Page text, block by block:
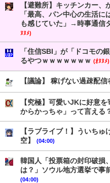
【避難所】キッチンカー
「最高、パン中心の生活
も感じていた」→時事通信
ﾇﾇﾒ)
「住信SBI」が「ドコモの
るやつｗｗｗｗｗｗｗ (ｵﾇﾇﾒ)
【議論】 稼げない過疎配
【究極】可愛いJKに好意
からかっちゃ」って言える
【ラブライブ！】ういち
空】
(04:00)
韓国人「投票箱の封印破
は？」ソウル地方選挙で事
(04:00)